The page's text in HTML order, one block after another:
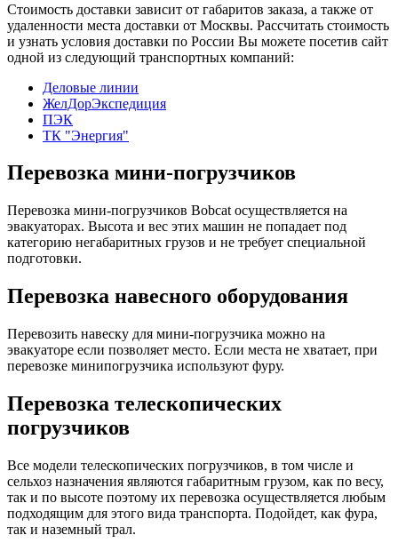
Стоимость доставки зависит от габаритов заказа, а также от
удаленности места доставки от Москвы. Рассчитать стоимость
и узнать условия доставки по России Вы можете посетив сайт
одной из следующий транспортных компаний:
Деловые линии
ЖелДорЭкспедиция
ПЭК
ТК "Энергия"
Перевозка мини-погрузчиков
Перевозка мини-погрузчиков Bobcat осуществляется на
эвакуаторах. Высота и вес этих машин не попадает под
категорию негабаритных грузов и не требует специальной
подготовки.
Перевозка навесного оборудования
Перевозить навеску для мини-погрузчика можно на
эвакуаторе если позволяет место. Если места не хватает, при
перевозке минипогрузчика используют фуру.
Перевозка телескопических
погрузчиков
Все модели телескопических погрузчиков, в том числе и
сельхоз назначения являются габаритным грузом, как по весу,
так и по высоте поэтому их перевозка осуществляется любым
подходящим для этого вида транспорта. Подойдет, как фура,
так и наземный трал.